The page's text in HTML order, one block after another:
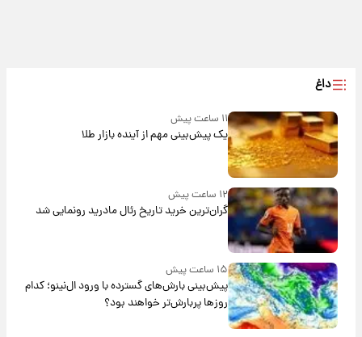
داغ
۱۱ ساعت پیش
یک پیش‌بینی مهم از آینده بازار طلا
۱۲ ساعت پیش
گران‌ترین خرید تاریخ رئال مادرید رونمایی شد
۱۵ ساعت پیش
پیش‌بینی بارش‌های گسترده با ورود ال‌نینو؛ کدام
روزها پربارش‌تر خواهند بود؟